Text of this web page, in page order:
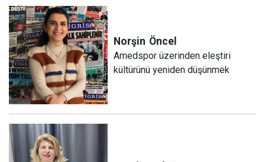
Norşin Öncel
Amedspor üzerinden eleştiri
kültürünü yeniden düşünmek